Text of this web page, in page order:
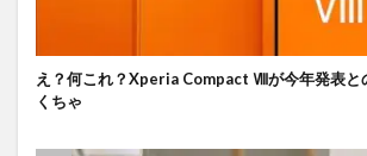
え？何これ？Xperia Compact Ⅷが今年発表と
くちゃ